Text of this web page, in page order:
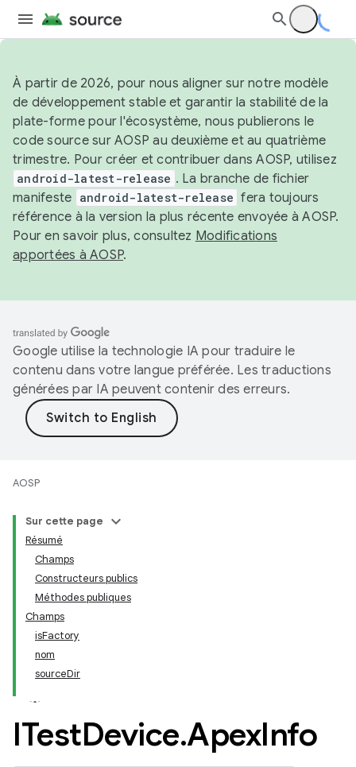
À partir de 2026, pour nous aligner sur notre modèle
de développement stable et garantir la stabilité de la
plate-forme pour l'écosystème, nous publierons le
code source sur AOSP au deuxième et au quatrième
trimestre. Pour créer et contribuer dans AOSP, utilisez
android-latest-release . La branche de fichier
manifeste android-latest-release fera toujours
référence à la version la plus récente envoyée à AOSP.
Pour en savoir plus, consultez Modifications
apportées à AOSP.
Google utilise la technologie IA pour traduire le
contenu dans votre langue préférée. Les traductions
générées par IA peuvent contenir des erreurs.
AOSP
Sur cette page
Résumé
Champs
Constructeurs publics
Méthodes publiques
Champs
isFactory
nom
sourceDir
ITestDevice.ApexInfo